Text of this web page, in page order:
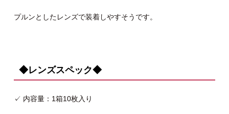
プルンとしたレンズで装着しやすそうです。
◆レンズスペック◆
✓ 内容量：1箱10枚入り